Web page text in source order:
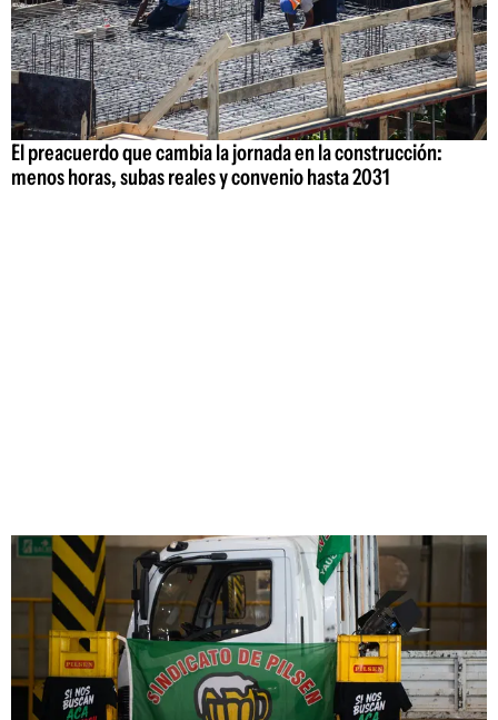
El preacuerdo que cambia la jornada en la construcción:
menos horas, subas reales y convenio hasta 2031